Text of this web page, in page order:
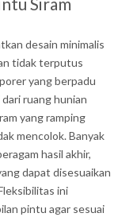
desain minimalis
tidak terputus
yang berpadu
ruang hunian
yang ramping
mencolok. Banyak
hasil akhir,
dapat disesuaikan
ini
pintu agar sesuai